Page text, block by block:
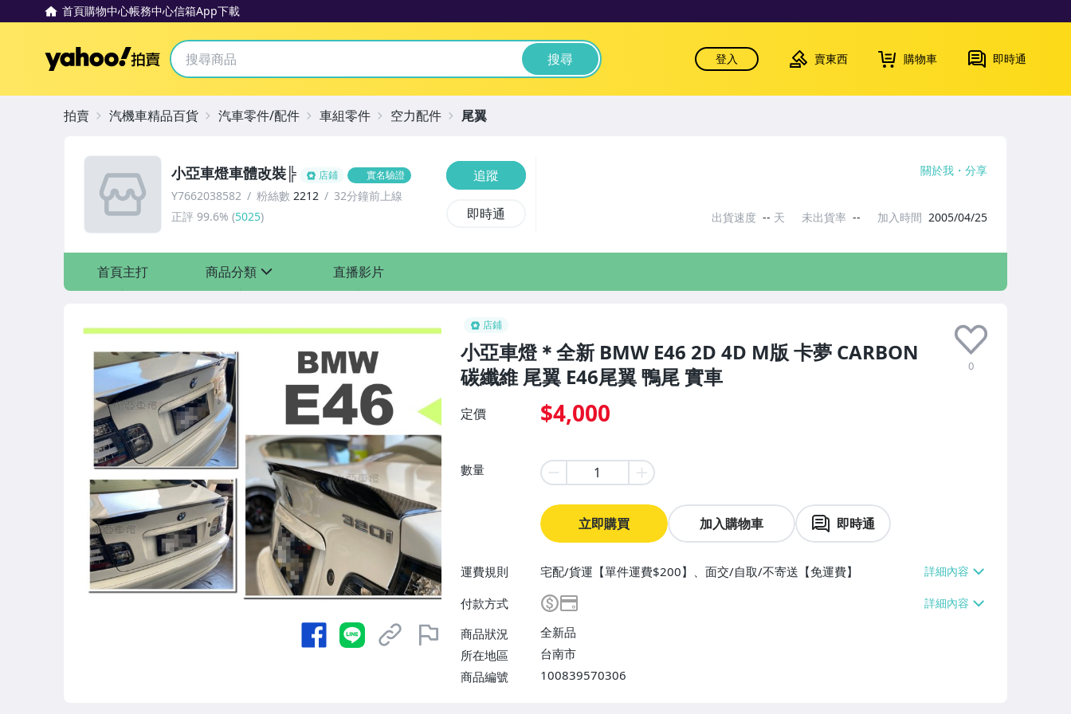
首頁購物中心帳務中心信箱App下載
Yahoo拍賣 搜尋 登入 賣東西 購物車 即時通
店鋪
小亞車燈＊全新 BMW E46 2D 4D M版 卡夢 CARBON
碳纖維 尾翼 E46尾翼 鴨尾 實車
0
定價 $4,000
數量
立即購買 加入購物車 即時通
運費規則
宅配/貨運【單件運費$200】、面交/自取/不寄送【免運費】
付款方式
商品狀況
全新品
所在地區
台南市
商品編號
100839570306
小亞車燈車體改裝╠ 店鋪 實名驗證
Y7662038582 粉絲數 2212
32分鐘前上線
正評 99.6% (5025)
追蹤
即時通
關於我 分享
出貨速度 -- 天 未出貨率 -- 加入時間 2005/04/25
首頁主打 商品分類
其他汽車零配件
原廠=規格大燈.正廠大燈
改裝=R8燈眉款DRL大燈
改裝=晶鑽大燈.黑框大燈
改裝=光圈魚眼大燈.一般魚眼大燈
手工改=3D/CCFL/COB光圈魚眼大燈
客製=光圈魚眼導光條日行燈系列
超薄型HID氙氣燈泡.大燈燈泡
直播影片
拍賣 汽機車精品百貨 汽車零件/配件 車組零件 空力配件 尾翼